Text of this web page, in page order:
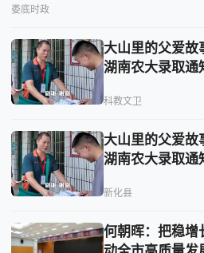
娄底时政
大山里的父爱故
湖南农大录取通
科教文卫
大山里的父爱故
湖南农大录取通
新化县
何朝晖：把稳增